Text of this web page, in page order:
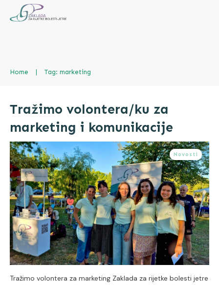
Home | Tag: marketing
Tražimo volontera/ku za
marketing i komunikacije
Novosti
Tražimo volontera za marketing Zaklada za rijetke bolesti jetre